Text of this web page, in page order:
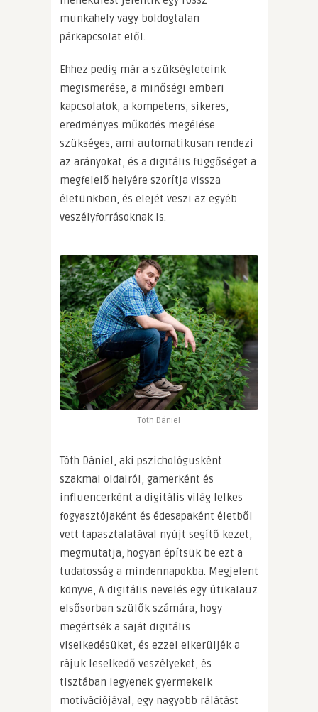
munkahely vagy boldogtalan
párkapcsolat elől.
Ehhez pedig már a szükségleteink
megismerése, a minőségi emberi
kapcsolatok, a kompetens, sikeres,
eredményes működés megélése
szükséges, ami automatikusan rendezi
az arányokat, és a digitális függőséget a
megfelelő helyére szorítja vissza
életünkben, és elejét veszi az egyéb
veszélyforrásoknak is.
Tóth Dániel
Tóth Dániel, aki pszichológusként
szakmai oldalról, gamerként és
influencerként a digitális világ lelkes
fogyasztójaként és édesapaként életből
vett tapasztalatával nyújt segítő kezet,
megmutatja, hogyan építsük be ezt a
tudatosság a mindennapokba. Megjelent
könyve, A digitális nevelés egy útikalauz
elsősorban szülők számára, hogy
megértsék a saját digitális
viselkedésüket, és ezzel elkerüljék a
rájuk leselkedő veszélyeket, és
tisztában legyenek gyermekeik
motivációjával, egy nagyobb rálátást